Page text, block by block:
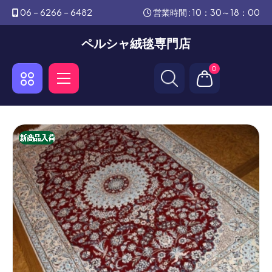
06－6266－6482 営業時間 : 10：30～18：00
ペルシャ絨毯専門店
0